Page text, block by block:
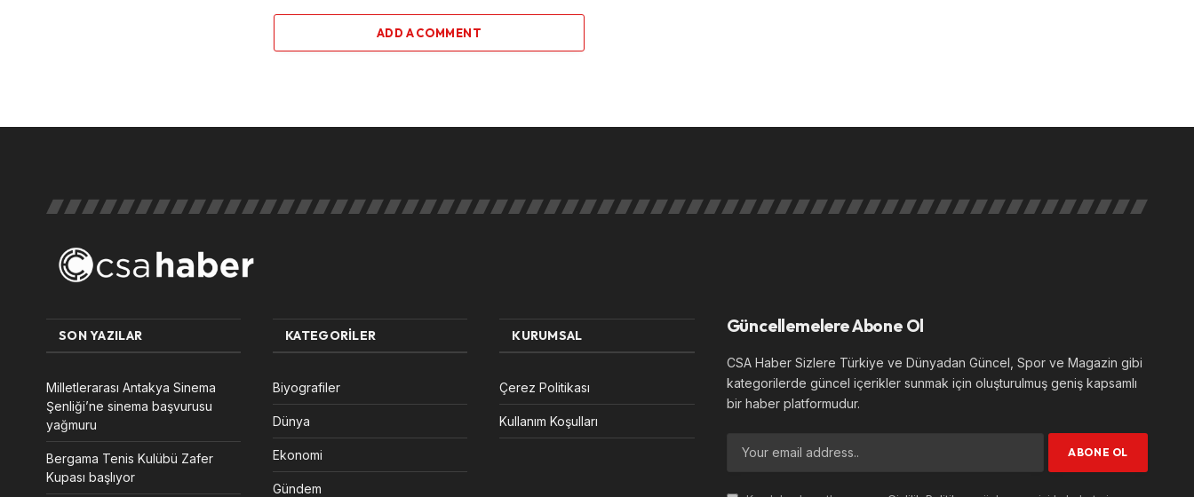
ADD A COMMENT
SON YAZILAR
Milletlerarası Antakya Sinema
Şenliği’ne sinema başvurusu
yağmuru
Bergama Tenis Kulübü Zafer
Kupası başlıyor
KATEGORILER
Biyografiler
Dünya
Ekonomi
Gündem
KURUMSAL
Çerez Politikası
Kullanım Koşulları
Güncellemelere Abone Ol
CSA Haber Sizlere Türkiye ve Dünyadan Güncel, Spor ve Magazin gibi
kategorilerde güncel içerikler sunmak için oluşturulmuş geniş kapsamlı
bir haber platformudur.